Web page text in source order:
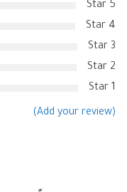
5 Star
4 Star
3 Star
2 Star
1 Star
(Add your review)